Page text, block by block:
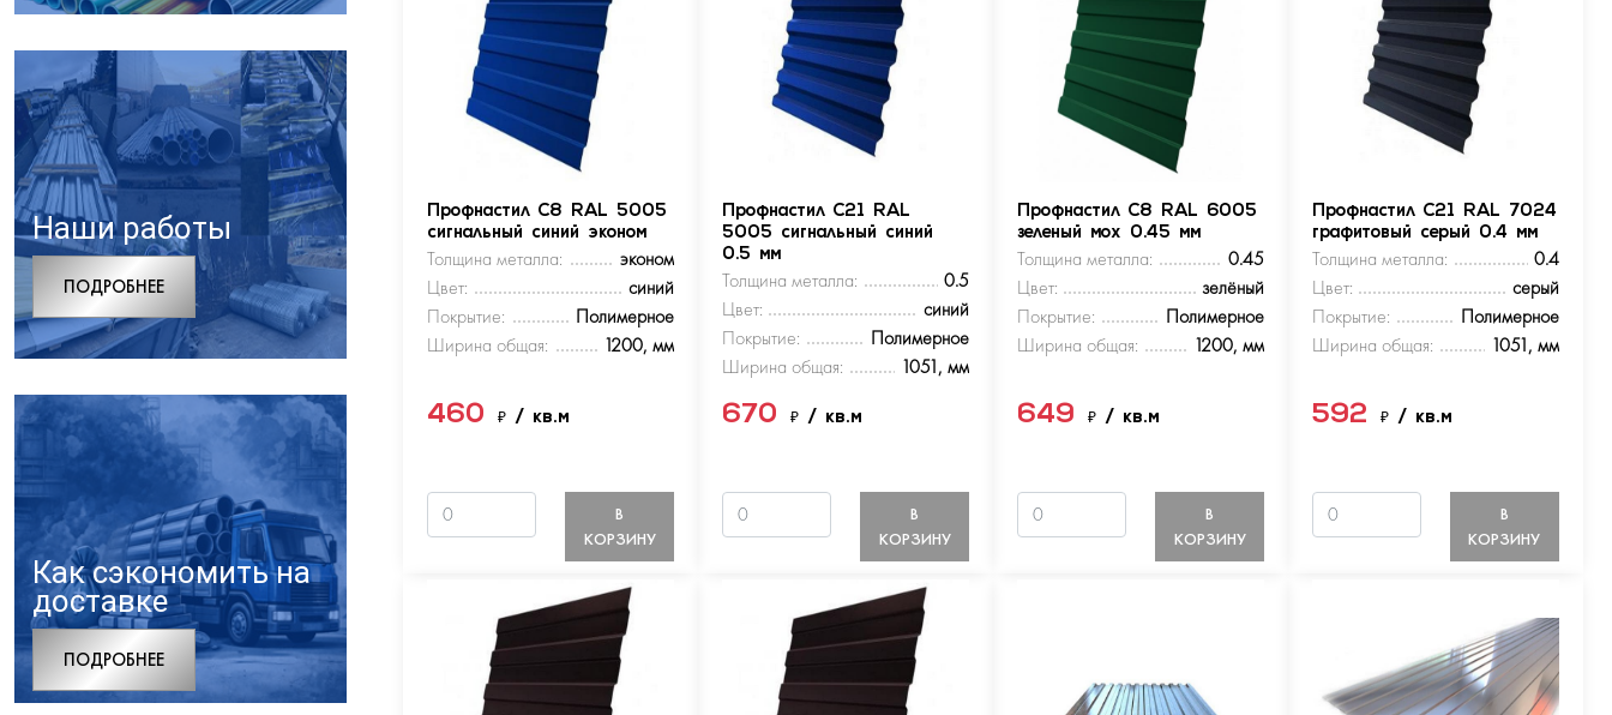
Наши работы
ПОДРОБНЕЕ
Как сэкономить на
доставке
ПОДРОБНЕЕ
Профнастил С8 RAL 5005
сигнальный синий эконом
Толщина металла:
эконом
Цвет:
синий
Покрытие:
Полимерное
Ширина общая:
1200, мм
460₽/ кв.м
В
КОРЗИНУ
Профнастил С21 RAL
5005 сигнальный синий
0.5 мм
Толщина металла:
0.5
Цвет:
синий
Покрытие:
Полимерное
Ширина общая:
1051, мм
670₽/ кв.м
В
КОРЗИНУ
Профнастил С8 RAL 6005
зеленый мох 0.45 мм
Толщина металла:
0.45
Цвет:
зелёный
Покрытие:
Полимерное
Ширина общая:
1200, мм
649₽/ кв.м
В
КОРЗИНУ
Профнастил С21 RAL 7024
графитовый серый 0.4 мм
Толщина металла:
0.4
Цвет:
серый
Покрытие:
Полимерное
Ширина общая:
1051, мм
592 ₽ / кв.м
В
КОРЗИНУ